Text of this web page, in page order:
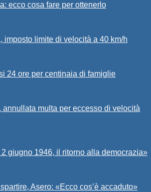
ecco cosa fare per ottenerlo
imposto limite di velocità a 40 km/h
24 ore per centinaia di famiglie
multa per eccesso di velocità
giugno 1946, il ritorno alla democrazia»
Asero: «Ecco cos’è accaduto»